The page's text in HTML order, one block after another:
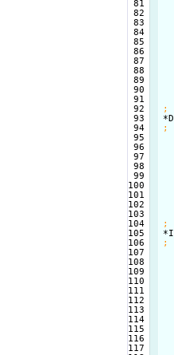
82
83
84
85
86
87
88
89
90
91
92
93
94
95
96
97
98
99
100
101
102
103
104
105
106
107
108
109
110
111
112
113
114
115
116
117